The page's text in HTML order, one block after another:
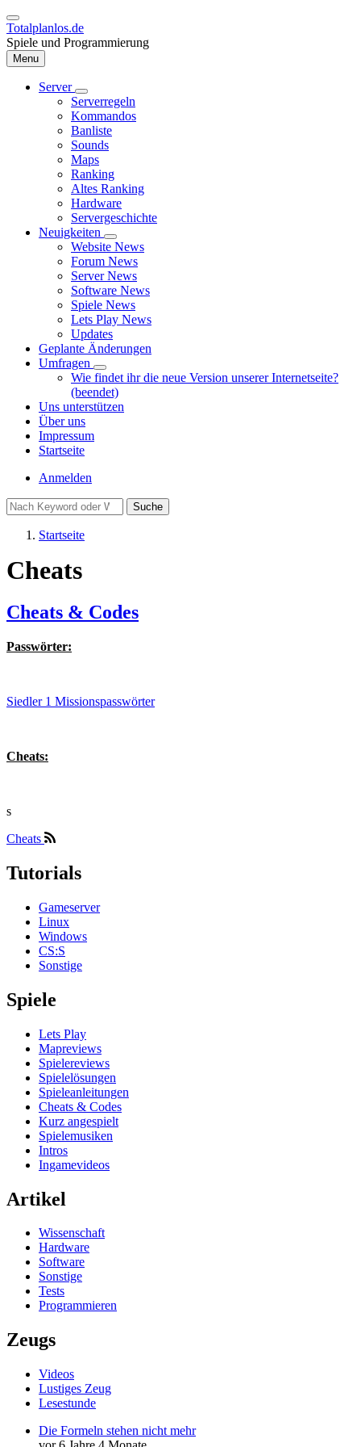
Direkt
zum
Inhalt
Totalplanlos.de
Spiele und Programmierung
Menu
Hauptnavigation
Server
Unternavigation
von
Server
Serverregeln
Kommandos
Banliste
Sounds
Maps
Ranking
Altes Ranking
Hardware
Servergeschichte
Neuigkeiten
Unternavigation
von
Neuigkeiten
Website News
Forum News
Server News
Software News
Spiele News
Lets Play News
Updates
Geplante Änderungen
Umfragen
Unternavigation
von
Umfragen
Wie findet ihr die neue Version unserer Internetseite?
(beendet)
Uns unterstützen
Über uns
Impressum
Startseite
Benutzermenü
Anmelden
Suche
Startseite
Cheats
Cheats & Codes
Passwörter:
Siedler 1 Missionspasswörter
Cheats:
s
Cheats
Tutorials
Gameserver
Linux
Windows
CS:S
Sonstige
Spiele
Lets Play
Mapreviews
Spielereviews
Spielelösungen
Spieleanleitungen
Cheats & Codes
Kurz angespielt
Spielemusiken
Intros
Ingamevideos
Artikel
Wissenschaft
Hardware
Software
Sonstige
Tests
Programmieren
Zeugs
Videos
Lustiges Zeug
Lesestunde
Die Formeln stehen nicht mehr